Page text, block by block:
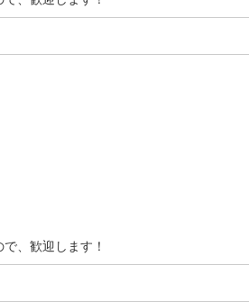
、歓迎します！